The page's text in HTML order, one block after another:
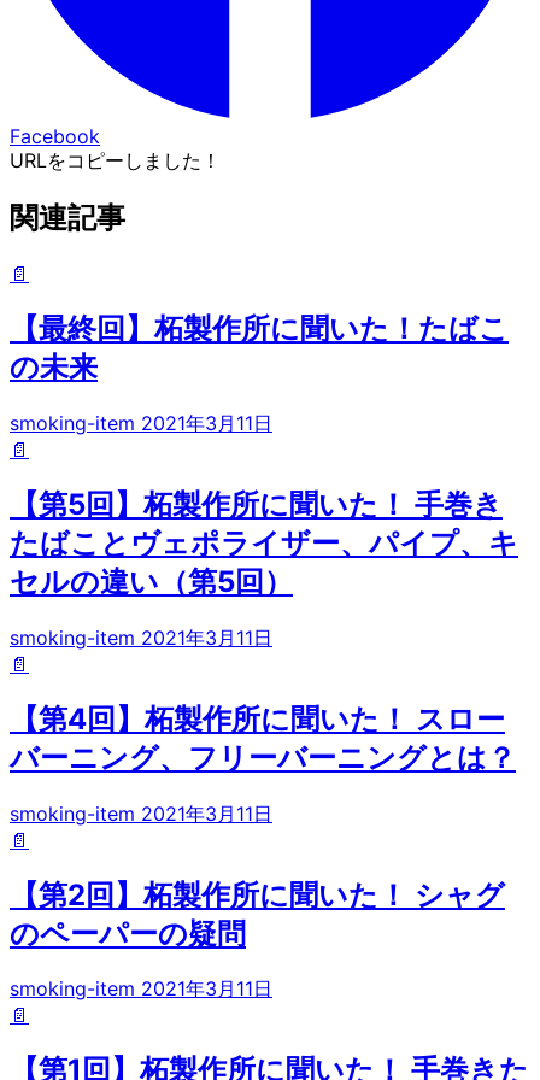
Facebook
URLをコピーしました！
関連記事
📄
【最終回】柘製作所に聞いた！たばこ
の未来
smoking-item 2021年3月11日
📄
【第5回】柘製作所に聞いた！ 手巻き
たばことヴェポライザー、パイプ、キ
セルの違い（第5回）
smoking-item 2021年3月11日
📄
【第4回】柘製作所に聞いた！ スロー
バーニング、フリーバーニングとは？
smoking-item 2021年3月11日
📄
【第2回】柘製作所に聞いた！ シャグ
のペーパーの疑問
smoking-item 2021年3月11日
📄
【第1回】柘製作所に聞いた！ 手巻きた